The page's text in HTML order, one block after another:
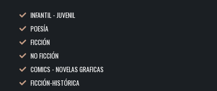
INFANTIL - JUVENIL
POESÍA
FICCIÓN
NO FICCIÓN
COMICS - NOVELAS GRAFICAS
FICCIÓN-HISTÓRICA